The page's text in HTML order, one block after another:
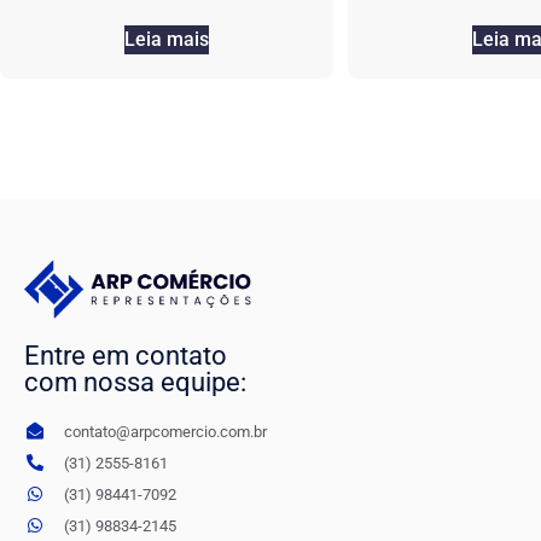
Leia mais Leia
Entre em contato
com nossa equipe:
contato@arpcomercio.com.br
(31) 2555-8161
(31) 98441-7092
(31) 98834-2145